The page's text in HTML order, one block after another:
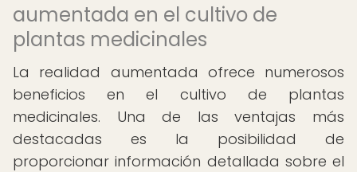
aumentada en el cultivo de
plantas medicinales
La realidad aumentada ofrece numerosos
beneficios en el cultivo de plantas
medicinales. Una de las ventajas más
destacadas es la posibilidad de
proporcionar información detallada sobre el